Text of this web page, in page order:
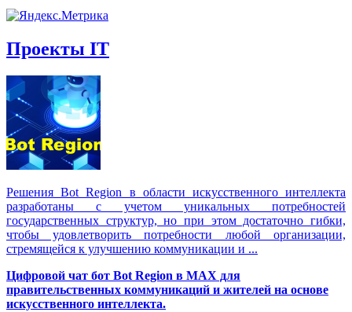
Проекты IT
Решения Вot Region в области искусственного интеллекта
разработаны с учетом уникальных потребностей
государственных структур, но при этом достаточно гибки,
чтобы удовлетворить потребности любой организации,
стремящейся к улучшению коммуникации и ...
Цифровой чат бот Вot Region в MAX для
правительственных коммуникаций и жителей на основе
искусственного интеллекта.